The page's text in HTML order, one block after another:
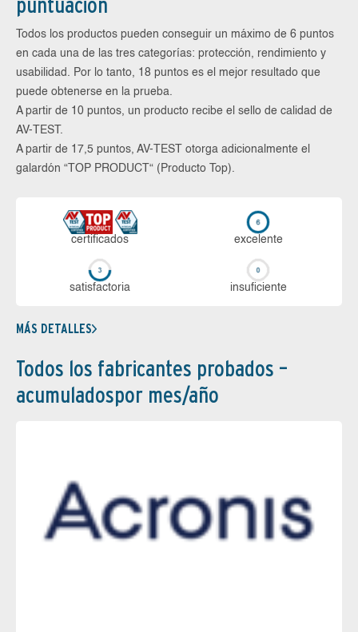
Todos los productos pueden conseguir un máximo de 6 puntos
en cada una de las tres categorías: protección, rendimiento y
usabilidad. Por lo tanto, 18 puntos es el mejor resultado que
puede obtenerse en la prueba.
A partir de 10 puntos, un producto recibe el sello de calidad de
AV-TEST.
A partir de 17,5 puntos, AV-TEST otorga adicionalmente el
galardón “TOP PRODUCT“ (Producto Top).
certi­ficados ex­ce­len­te
sa­tis­fac­to­ria in­su­fi­cien­te
MÁS DETALLES
Todos los fabricantes probados –
acumuladospor mes/año